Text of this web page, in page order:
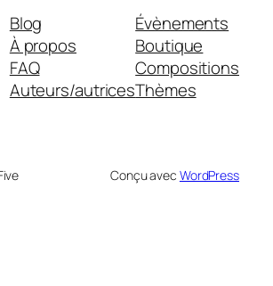
Blog
À propos
FAQ
Auteurs/autrices
Évènements
Boutique
Compositions
Thèmes
Conçu avec WordPress